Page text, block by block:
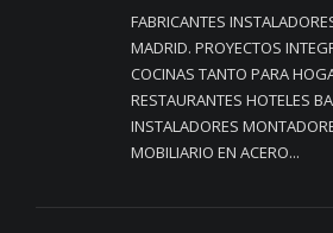
FABRICANTES
MADRID. PROYECTOS
COCINAS TANTO PARA
RESTAURANTES HOTELES
INSTALADORES
MOBILIARIO EN ACERO...